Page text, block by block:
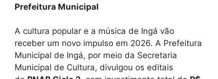
Prefeitura Municipal
A cultura popular e a música de Ingá vão
receber um novo impulso em 2026. A Prefeitura
Municipal de Ingá, por meio da Secretaria
Municipal de Cultura, divulgou os editais